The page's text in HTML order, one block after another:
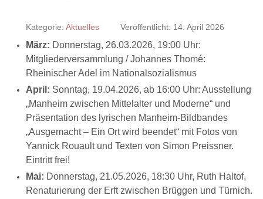
Kategorie: Aktuelles Veröffentlicht: 14. April 2026
März: Donnerstag, 26.03.2026, 19:00 Uhr:
Mitgliederversammlung / Johannes Thomé:
Rheinischer Adel im Nationalsozialismus
April: Sonntag, 19.04.2026, ab 16:00 Uhr: Ausstellung
„Manheim zwischen Mittelalter und Moderne“ und
Präsentation des lyrischen Manheim-Bildbandes
„Ausgemacht – Ein Ort wird beendet“ mit Fotos von
Yannick Rouault und Texten von Simon Preissner.
Eintritt frei!
Mai: Donnerstag, 21.05.2026, 18:30 Uhr, Ruth Haltof,
Renaturierung der Erft zwischen Brüggen und Türnich.